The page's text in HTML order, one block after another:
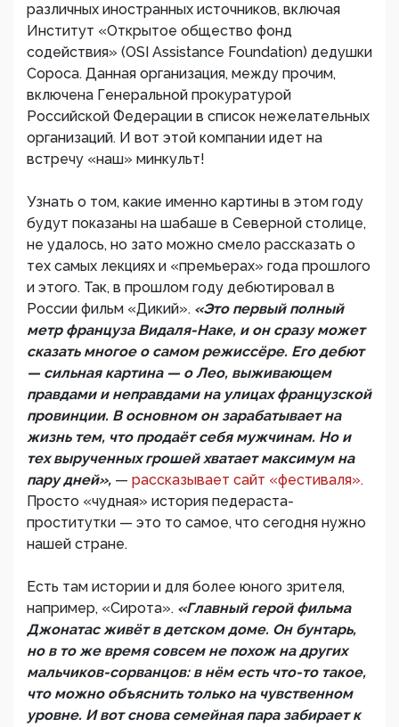
различных иностранных источников, включая
Институт «Открытое общество фонд
содействия» (OSI Assistance Foundation) дедушки
Сороса. Данная организация, между прочим,
включена Генеральной прокуратурой
Российской Федерации в список нежелательных
организаций. И вот этой компании идет на
встречу «наш» минкульт!
Узнать о том, какие именно картины в этом году
будут показаны на шабаше в Северной столице,
не удалось, но зато можно смело рассказать о
тех самых лекциях и «премьерах» года прошлого
и этого. Так, в прошлом году дебютировал в
России фильм «Дикий». «Это первый полный
метр француза Видаля-Наке, и он сразу может
сказать многое о самом режиссёре. Его дебют
— сильная картина — о Лео, выживающем
правдами и неправдами на улицах французской
провинции. В основном он зарабатывает на
жизнь тем, что продаёт себя мужчинам. Но и
тех вырученных грошей хватает максимум на
пару дней», — рассказывает сайт «фестиваля».
Просто «чудная» история педераста-
проститутки — это то самое, что сегодня нужно
нашей стране.
Есть там истории и для более юного зрителя,
например, «Сирота». «Главный герой фильма
Джонатас живёт в детском доме. Он бунтарь,
но в то же время совсем не похож на других
мальчиков-сорванцов: в нём есть что-то такое,
что можно объяснить только на чувственном
уровне. И вот снова семейная пара забирает к